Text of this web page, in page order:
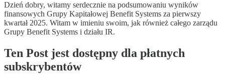
Dzień dobry, witamy serdecznie na podsumowaniu wyników
finansowych Grupy Kapitałowej Benefit Systems za pierwszy
kwartał 2025. Witam w imieniu swoim, jak również całego zarządu
Grupy Benefit Systems i działu IR.
Ten Post jest dostępny dla płatnych
subskrybentów